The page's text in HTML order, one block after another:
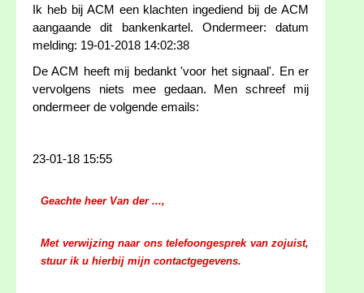
Ik heb bij ACM een klachten ingediend bij de ACM
aangaande dit bankenkartel. Ondermeer: datum
melding: 19-01-2018 14:02:38
De ACM heeft mij bedankt 'voor het signaal'. En er
vervolgens niets mee gedaan. Men schreef mij
ondermeer de volgende emails:
23-01-18 15:55
Geachte heer Van der ...,
Met verwijzing naar ons telefoongesprek van zojuist,
stuur ik u hierbij mijn contactgegevens.